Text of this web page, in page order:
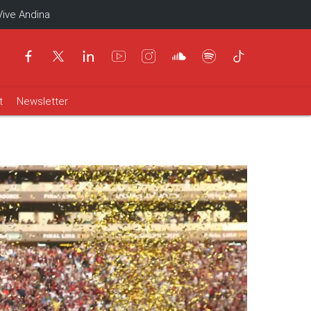
Andina
Newsletter